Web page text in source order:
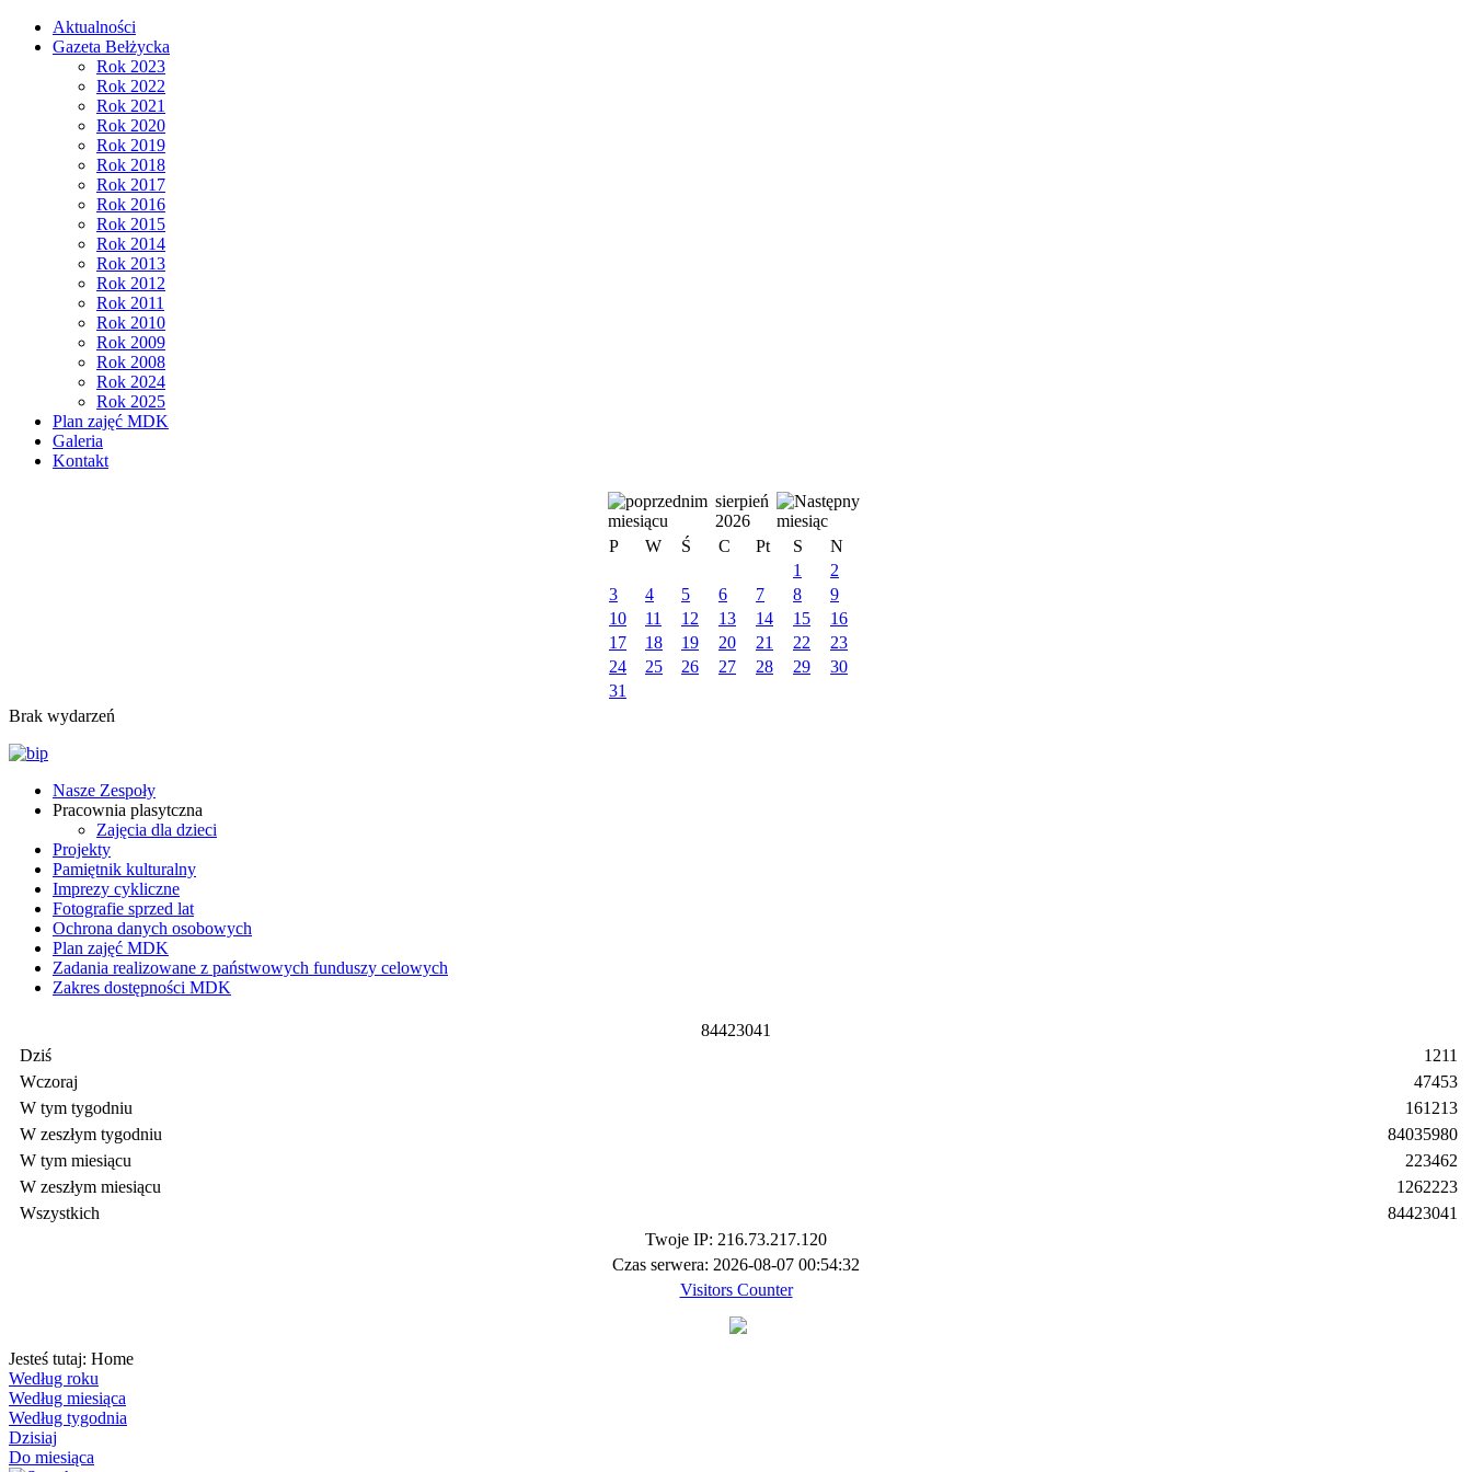
Aktualności
Gazeta Bełżycka
Rok 2023
Rok 2022
Rok 2021
Rok 2020
Rok 2019
Rok 2018
Rok 2017
Rok 2016
Rok 2015
Rok 2014
Rok 2013
Rok 2012
Rok 2011
Rok 2010
Rok 2009
Rok 2008
Rok 2024
Rok 2025
Plan zajęć MDK
Galeria
Kontakt
sierpień
2026
P
W Ś C Pt S
N
1
2
3
4 5 6 7 8
9
10
11 12 13 14 15
16
17
18 19 20 21 22
23
24
25 26 27 28 29
30
31
Brak wydarzeń
Nasze Zespoły
Pracownia plasytczna
Zajęcia dla dzieci
Projekty
Pamiętnik kulturalny
Imprezy cykliczne
Fotografie sprzed lat
Ochrona danych osobowych
Plan zajęć MDK
Zadania realizowane z państwowych funduszy celowych
Zakres dostępności MDK
84423041
Dziś
Wczoraj
W tym tygodniu
W zeszłym tygodniu
W tym miesiącu
W zeszłym miesiącu
Wszystkich
1211
47453
161213
84035980
223462
1262223
84423041
Twoje IP: 216.73.217.120
Czas serwera: 2026-08-07 00:54:32
Visitors Counter
Jesteś tutaj: Home
Według roku
Według miesiąca
Według tygodnia
Dzisiaj
Do miesiąca